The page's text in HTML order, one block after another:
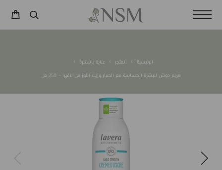
الرئيسية المتجر
عناية بالبشرة
كريم دوش للبشرة الحساسة مع الصبار وزيت اللوز من لافيرا – 250 مل